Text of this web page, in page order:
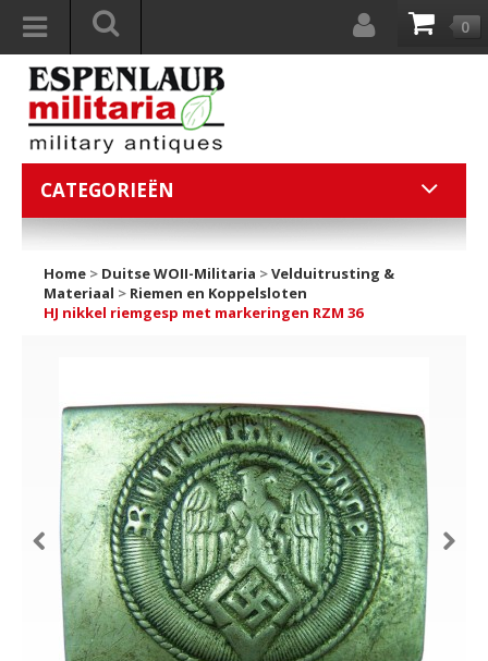
0
CATEGORIEËN
Home > Duitse WOII-Militaria >Velduitrusting &
Materiaal > Riemen en Koppelsloten
HJ nikkel riemgesp met markeringen RZM 36